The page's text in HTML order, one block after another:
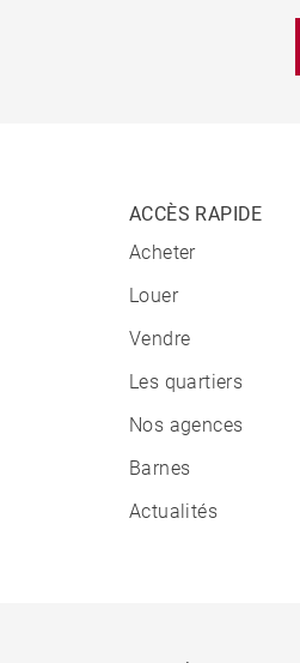
ACCÈS RAPIDE
Acheter
Louer
Vendre
Les quartiers
Nos agences
Barnes
Actualités